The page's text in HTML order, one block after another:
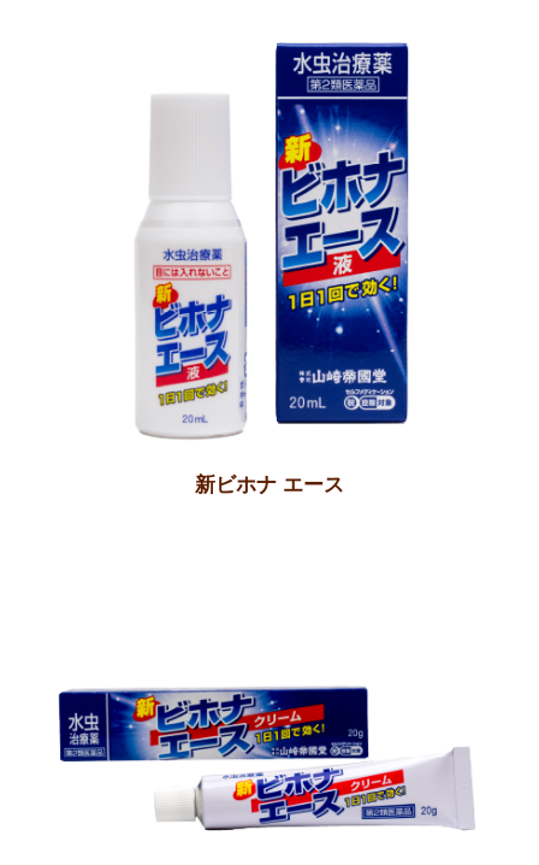
新ビホナ エース